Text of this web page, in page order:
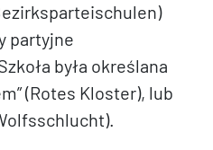
partyjne
była określana
(Rotes Kloster), lub